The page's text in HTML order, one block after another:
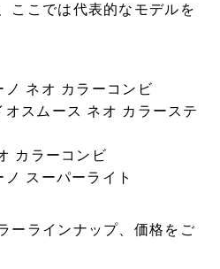
ここでは代表的なモデルを
ネオ カラーコンビ
スムース ネオ カラーステ
カラーコンビ
スーパーライト
ーラインナップ、価格をご